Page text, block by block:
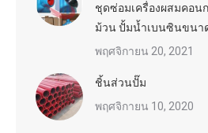
ชุดซ่อมเครื่องผสมคอน
ม้วน ปั้มน้ำเบนซินขนา
พฤศจิกายน 20, 2021
ชิ้นส่วนปั๊ม
พฤศจิกายน 10, 2020